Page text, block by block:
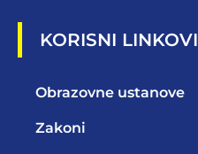
KORISNI LINKOVI
Obrazovne ustanove
Zakoni